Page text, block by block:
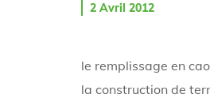
2 Avril 2012
le remplissage en
la construction de